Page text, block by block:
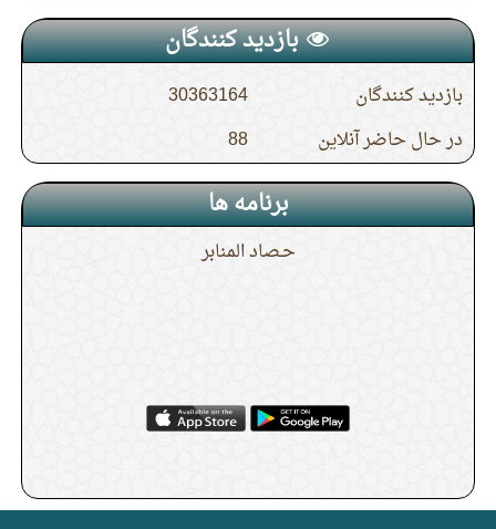
بازدید کنندگان
بازدید کنندگان
30363164
در حال حاضر آنلاین
88
برنامه ها
حـصاد المنابر